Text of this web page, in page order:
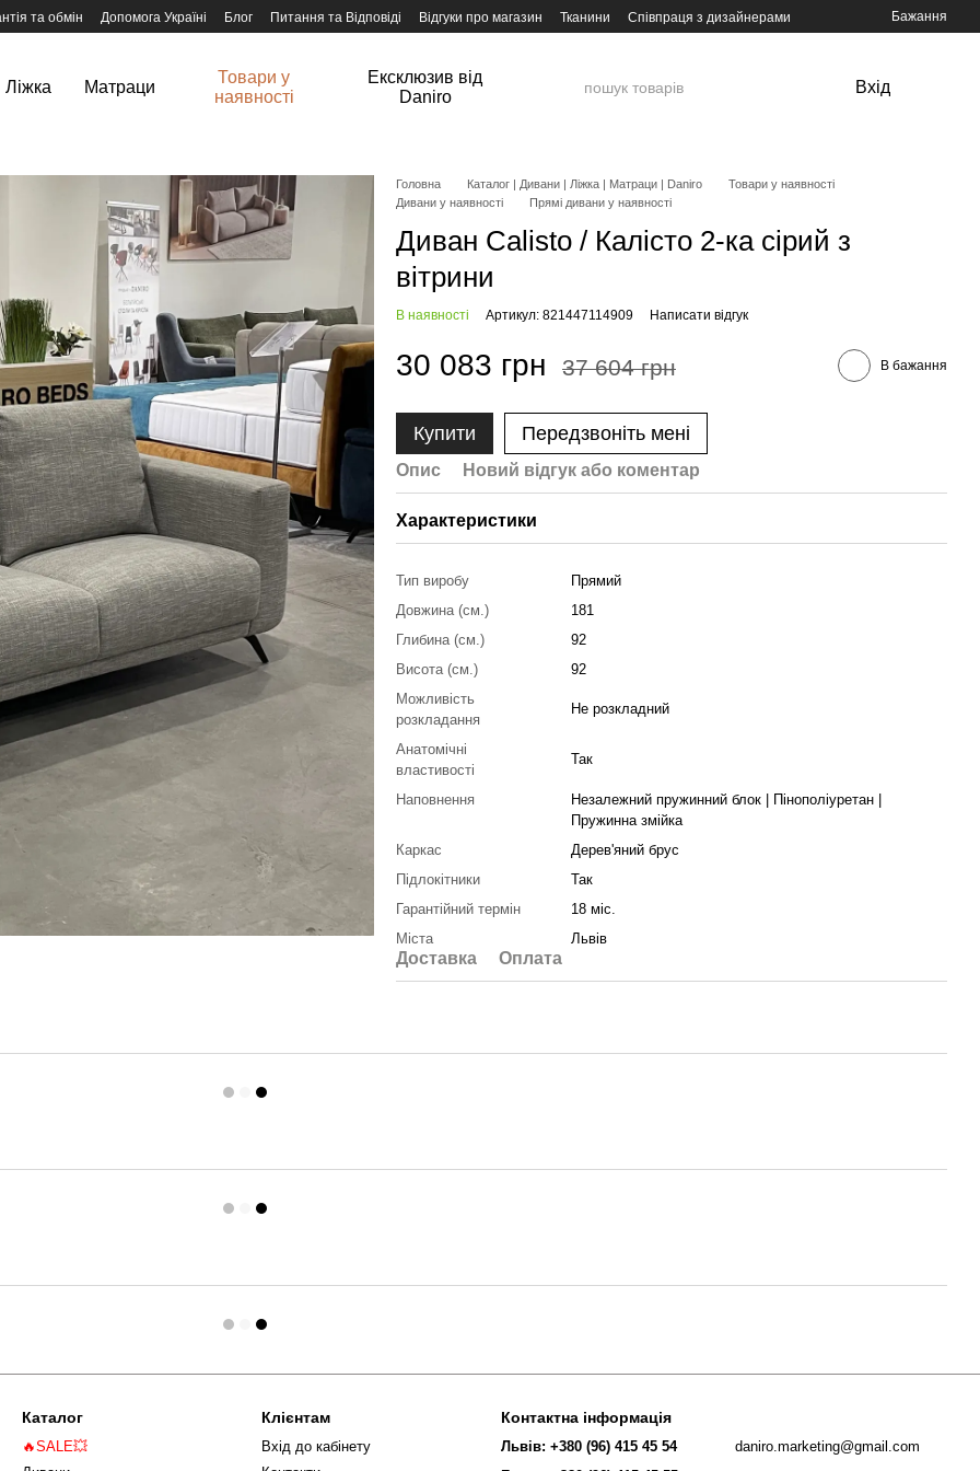
та обмін Допомога Україні Блог Питання та Відповіді Відгуки про магазин Тканини Співпраця з дизайнерами Бажання
Ліжка Матраци
Товари у
наявності
Ексклюзив від
Daniro
Вхід
Головна Каталог | Дивани | Ліжка | Матраци | Daniro
Товари у наявності
Дивани у наявності
Прямі дивани у наявності
Диван Calisto / Калісто 2-ка сірий з
вітрини
В наявності Артикул: 821447114909 Написати відгук
30 083 грн 37 604 грн В бажання
Купити Передзвоніть мені
Опис Новий відгук або коментар
Характеристики
Тип виробу
Прямий
Довжина (см.)
181
Глибина (см.)
92
Висота (см.)
92
Можливість
розкладання
Не розкладний
Анатомічні
властивості
Так
Наповнення
Незалежний пружинний блок | Пінополіуретан |
Пружинна змійка
Каркас
Дерев'яний брус
Підлокітники
Так
Гарантійний термін
18 міс.
Міста
Львів
Доставка Оплата
Каталог
🔥SALE💥
Клієнтам
Вхід до кабінету
Контактна інформація
Львів: +380 (96) 415 45 54
daniro.marketing@gmail.com